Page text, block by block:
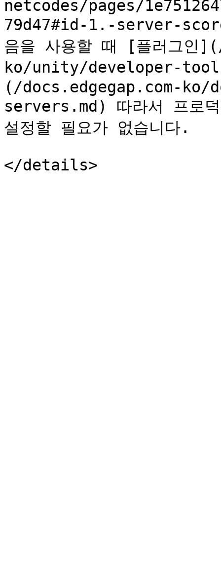
netcodes/pages/
79d47#id-1.-server-
음을 사용할 때 [플러그인
ko/unity/developer-
(/docs.edgegap.com-
servers.md) 따라서 프로
설정할 필요가 없습니다.